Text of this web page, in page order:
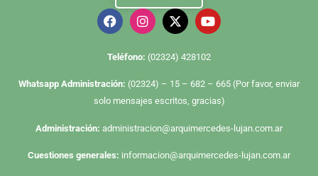
Te léfono: (02324) 428102
Whatsapp Administración: (02324) – 15 – 682 – 665 (Por favor, enviar
solo mensajes escritos, gracias)
Administración: administracion@arquimercedes-lujan.com.ar
Cuestiones generales: informacion@arquimercedes-lujan.com.ar